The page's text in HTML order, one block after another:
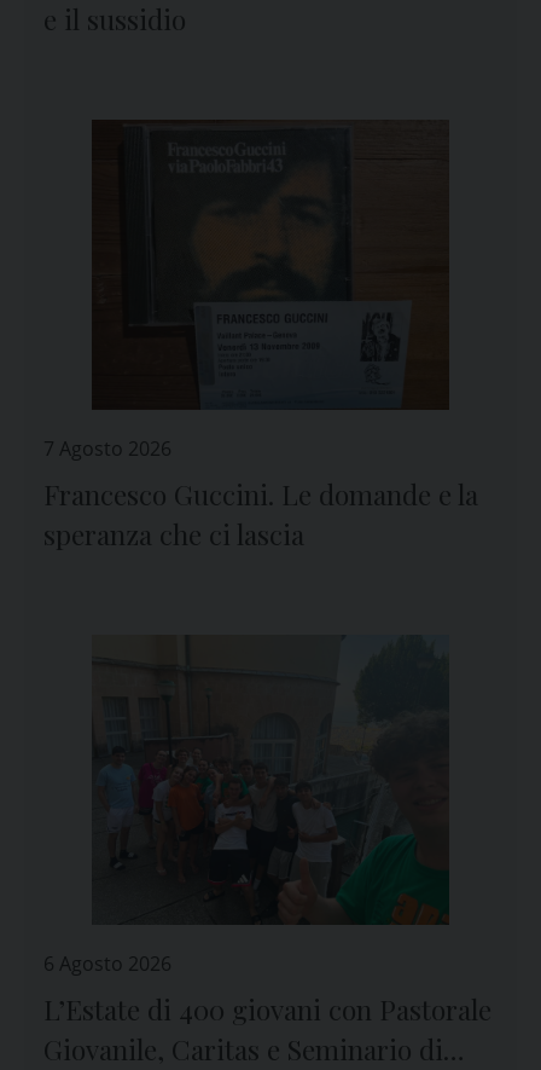
e il sussidio
7 Agosto 2026
Francesco Guccini. Le domande e la
speranza che ci lascia
6 Agosto 2026
L’Estate di 400 giovani con Pastorale
Giovanile, Caritas e Seminario di